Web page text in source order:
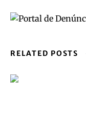
RELATED POSTS